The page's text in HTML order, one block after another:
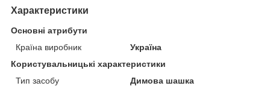
Характеристики
Основні атрибути
Країна виробник
Україна
Користувальницькі характеристики
Тип засобу
Димова шашка